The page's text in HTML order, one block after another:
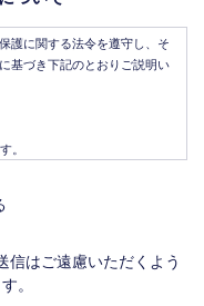
護に関する法令を遵守し、そ
基づき下記のとおりご説明い
。
構の物件検索システム（レイ
指定流通機構（宅地建物取引
成約価格などの情報で、氏名
、物件情報及び成約情報を指
団体に電子データや紙媒体で
はご遠慮いただくよう
。